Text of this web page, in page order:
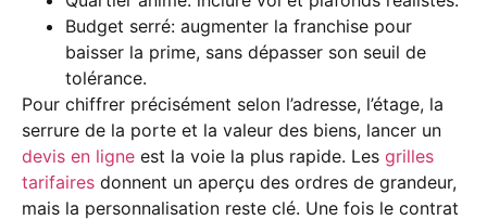
Budget serré: augmenter la franchise pour
baisser la prime, sans dépasser son seuil de
tolérance.
Pour chiffrer précisément selon l’adresse, l’étage, la
serrure de la porte et la valeur des biens, lancer un
devis en ligne est la voie la plus rapide. Les grilles
tarifaires donnent un aperçu des ordres de grandeur,
mais la personnalisation reste clé. Une fois le contrat